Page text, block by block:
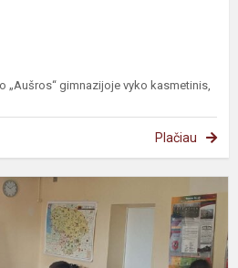
„Aušros“ gimnazijoje vyko kasmetinis,
Plačiau